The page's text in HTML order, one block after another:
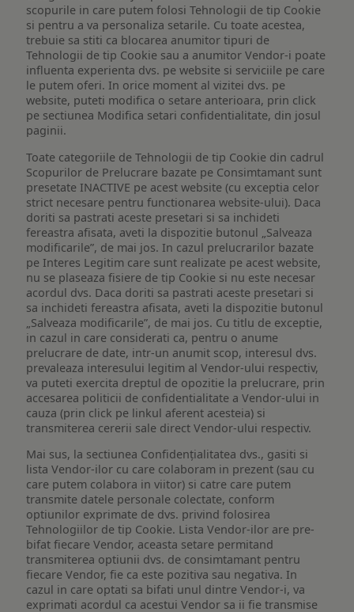
scopurile in care putem folosi Tehnologii de tip Cookie
si pentru a va personaliza setarile. Cu toate acestea,
trebuie sa stiti ca blocarea anumitor tipuri de
Tehnologii de tip Cookie sau a anumitor Vendor-i poate
influenta experienta dvs. pe website si serviciile pe care
le putem oferi. In orice moment al vizitei dvs. pe
website, puteti modifica o setare anterioara, prin click
pe sectiunea Modifica setari confidentialitate, din josul
paginii.
Toate categoriile de Tehnologii de tip Cookie din cadrul
Scopurilor de Prelucrare bazate pe Consimtamant sunt
presetate INACTIVE pe acest website (cu exceptia celor
strict necesare pentru functionarea website-ului). Daca
doriti sa pastrati aceste presetari si sa inchideti
fereastra afisata, aveti la dispozitie butonul „Salveaza
modificarile”, de mai jos. In cazul prelucrarilor bazate
pe Interes Legitim care sunt realizate pe acest website,
nu se plaseaza fisiere de tip Cookie si nu este necesar
acordul dvs. Daca doriti sa pastrati aceste presetari si
sa inchideti fereastra afisata, aveti la dispozitie butonul
„Salveaza modificarile”, de mai jos. Cu titlu de exceptie,
in cazul in care considerati ca, pentru o anume
prelucrare de date, intr-un anumit scop, interesul dvs.
prevaleaza interesului legitim al Vendor-ului respectiv,
va puteti exercita dreptul de opozitie la prelucrare, prin
accesarea politicii de confidentialitate a Vendor-ului in
cauza (prin click pe linkul aferent acesteia) si
transmiterea cererii sale direct Vendor-ului respectiv.
Mai sus, la sectiunea Confidențialitatea dvs., gasiti si
lista Vendor-ilor cu care colaboram in prezent (sau cu
care putem colabora in viitor) si catre care putem
transmite datele personale colectate, conform
optiunilor exprimate de dvs. privind folosirea
Tehnologiilor de tip Cookie. Lista Vendor-ilor are pre-
bifat fiecare Vendor, aceasta setare permitand
transmiterea optiunii dvs. de consimtamant pentru
fiecare Vendor, fie ca este pozitiva sau negativa. In
cazul in care optati sa bifati unul dintre Vendor-i, va
exprimati acordul ca acestui Vendor sa ii fie transmise